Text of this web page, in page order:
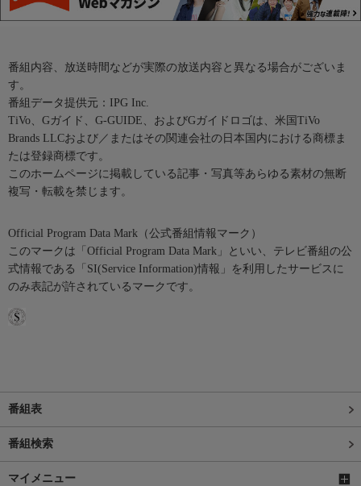
番組内容、放送時間などが実際の放送内容と異なる場合がございま
す。
番組データ提供元：IPG Inc.
TiVo、Gガイド、G-GUIDE、およびGガイドロゴは、米国TiVo
Brands LLCおよび／またはその関連会社の日本国内における商標ま
たは登録商標です。
このホームページに掲載している記事・写真等あらゆる素材の無断
複写・転載を禁じます。
Official Program Data Mark（公式番組情報マーク）
このマークは「Official Program Data Mark」といい、テレビ番組の公
式情報である「SI(Service Information)情報」を利用したサービスに
のみ表記が許されているマークです。
番組表
番組検索
マイメニュー